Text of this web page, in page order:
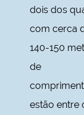
dois dos
com cerca
140-150
de
estão entre